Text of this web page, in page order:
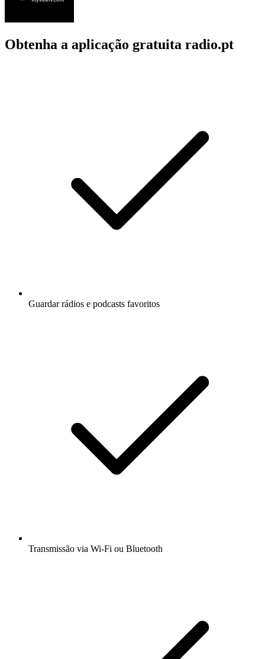
Obtenha a aplicação gratuita radio.pt
Guardar rádios e podcasts favoritos
Transmissão via Wi-Fi ou Bluetooth